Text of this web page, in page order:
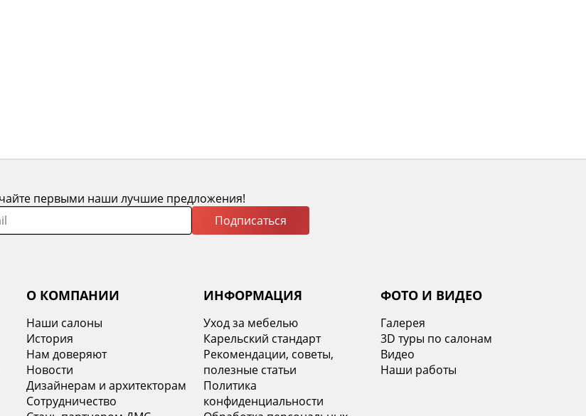
первыми наши лучшие предложения!
Подписаться
О КОМПАНИИ
Наши салоны
История
Нам доверяют
Новости
Дизайнерам и архитекторам
Сотрудничество
ИНФОРМАЦИЯ
Уход за мебелью
Карельский стандарт
Рекомендации, советы,
полезные статьи
Политика
конфиденциальности
ФОТО И ВИДЕО
Галерея
3D туры по салонам
Видео
Наши работы